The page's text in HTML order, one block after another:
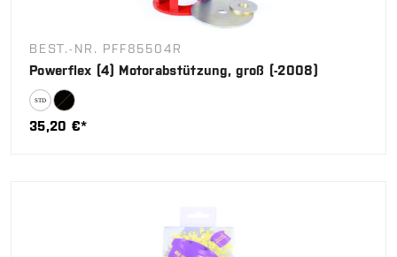
BEST.-NR. PFF85504R
Powerflex (4) Motorabstützung, groß (-2008)
35,20 €*